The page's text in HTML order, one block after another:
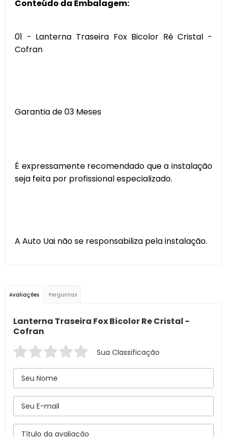
Conteúdo da Embalagem:
01 - Lanterna Traseira Fox Bicolor Ré Cristal -
Cofran
Garantia de 03 Meses
É expressamente recomendado que a instalação
seja feita por profissional especializado.
A Auto Uai não se responsabiliza pela instalação.
Avaliações Perguntas
Lanterna Traseira Fox Bicolor Re Cristal -
Cofran
Sua Classificação